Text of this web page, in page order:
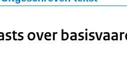
en wat kan er aan gedaan
over